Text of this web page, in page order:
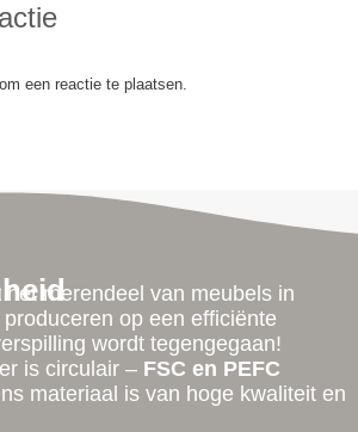
een reactie te plaatsen.
het merendeel van meubels in
op een efficiënte
wordt tegengegaan!
is circulair – FSC en PEFC
materiaal is van hoge kwaliteit en